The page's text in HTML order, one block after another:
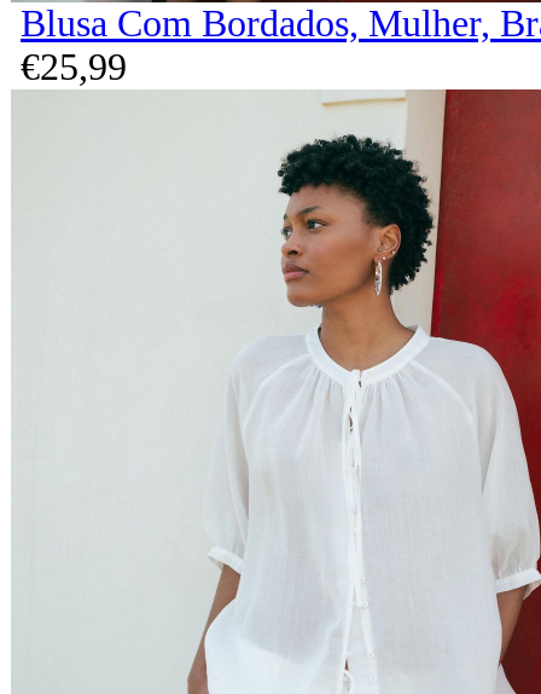
Blusa Com Bordados, Mulher,
€25,99